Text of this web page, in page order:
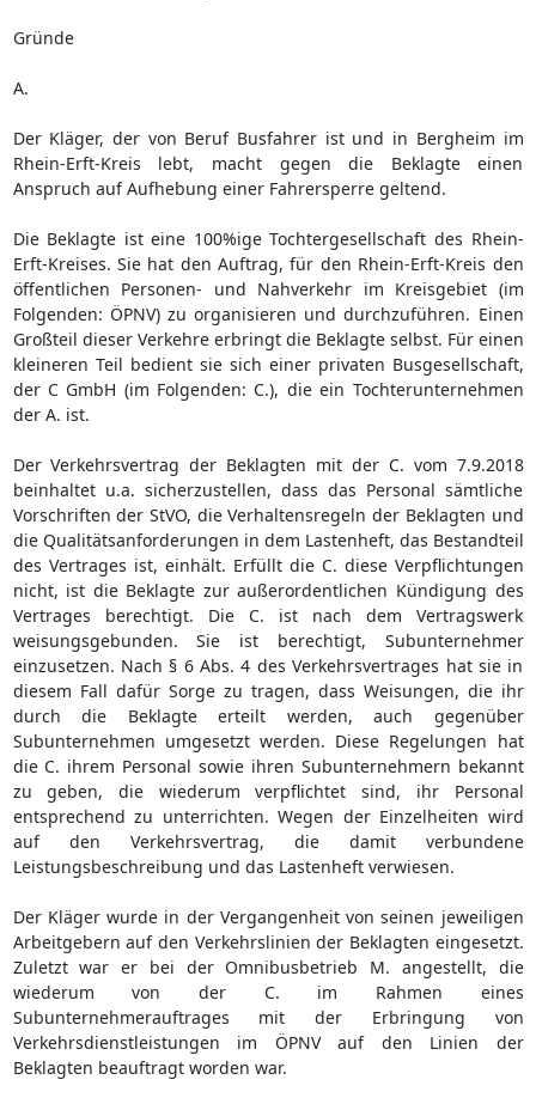
Gründe
A.
Der Kläger, der von Beruf Busfahrer ist und in Bergheim im
Rhein-Erft-Kreis lebt, macht gegen die Beklagte einen
Anspruch auf Aufhebung einer Fahrersperre geltend.
Die Beklagte ist eine 100%ige Tochtergesellschaft des Rhein-
Erft-Kreises. Sie hat den Auftrag, für den Rhein-Erft-Kreis den
öffentlichen Personen- und Nahverkehr im Kreisgebiet (im
Folgenden: ÖPNV) zu organisieren und durchzuführen. Einen
Großteil dieser Verkehre erbringt die Beklagte selbst. Für einen
kleineren Teil bedient sie sich einer privaten Busgesellschaft,
der C GmbH (im Folgenden: C.), die ein Tochterunternehmen
der A. ist.
Der Verkehrsvertrag der Beklagten mit der C. vom 7.9.2018
beinhaltet u.a. sicherzustellen, dass das Personal sämtliche
Vorschriften der StVO, die Verhaltensregeln der Beklagten und
die Qualitätsanforderungen in dem Lastenheft, das Bestandteil
des Vertrages ist, einhält. Erfüllt die C. diese Verpflichtungen
nicht, ist die Beklagte zur außerordentlichen Kündigung des
Vertrages berechtigt. Die C. ist nach dem Vertragswerk
weisungsgebunden. Sie ist berechtigt, Subunternehmer
einzusetzen. Nach § 6 Abs. 4 des Verkehrsvertrages hat sie in
diesem Fall dafür Sorge zu tragen, dass Weisungen, die ihr
durch die Beklagte erteilt werden, auch gegenüber
Subunternehmen umgesetzt werden. Diese Regelungen hat
die C. ihrem Personal sowie ihren Subunternehmern bekannt
zu geben, die wiederum verpflichtet sind, ihr Personal
entsprechend zu unterrichten. Wegen der Einzelheiten wird
auf den Verkehrsvertrag, die damit verbundene
Leistungsbeschreibung und das Lastenheft verwiesen.
Der Kläger wurde in der Vergangenheit von seinen jeweiligen
Arbeitgebern auf den Verkehrslinien der Beklagten eingesetzt.
Zuletzt war er bei der Omnibusbetrieb M. angestellt, die
wiederum von der C. im Rahmen eines
Subunternehmerauftrages mit der Erbringung von
Verkehrsdienstleistungen im ÖPNV auf den Linien der
Beklagten beauftragt worden war.